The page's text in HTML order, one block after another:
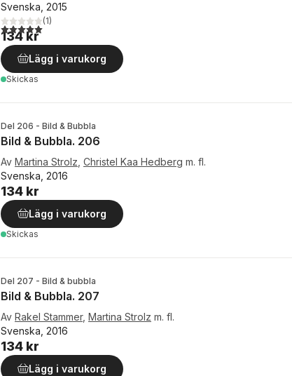
Svenska, 2015
5,0utav 5 stjärnor. Totalt antal röster:
(1)
134 kr
Lägg i varukorg
Skickas
Del 206 - Bild & Bubbla
Bild & Bubbla. 206
Av Martina Strolz Christel Kaa Hedberg m. fl.
Svenska, 2016
134 kr
Lägg i varukorg
Skickas
Del 207 - Bild & bubbla
Bild & Bubbla. 207
Av Rakel Stammer, Martina Strolz m. fl.
Svenska, 2016
134 kr
Lägg i varukorg